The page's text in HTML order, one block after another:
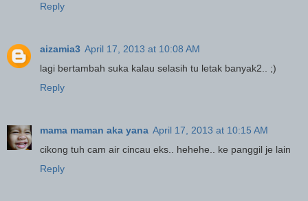
Reply
aizamia3 April 17, 2013 at 10:08 AM
lagi bertambah suka kalau selasih tu letak banyak2.. ;)
Reply
mama maman aka yana April 17, 2013 at 10:15 AM
cikong tuh cam air cincau eks.. hehehe.. ke panggil je lain
Reply